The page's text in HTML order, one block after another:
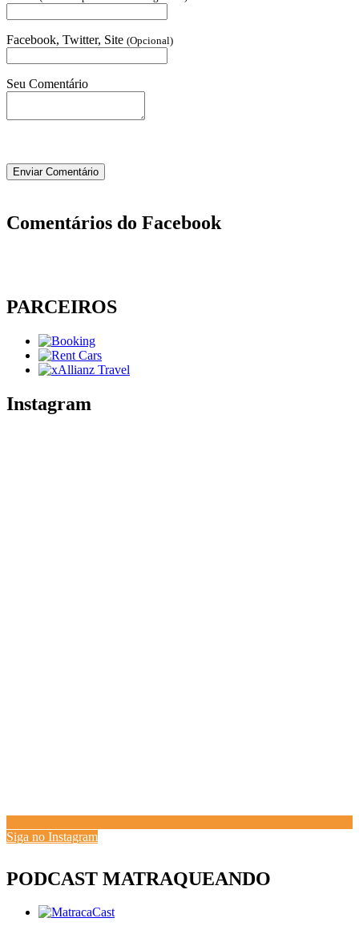
Facebook, Twitter, Site (Opcional)
Seu Comentário
Comentários do Facebook
PARCEIROS
Instagram
Siga no Instagram
PODCAST MATRAQUEANDO